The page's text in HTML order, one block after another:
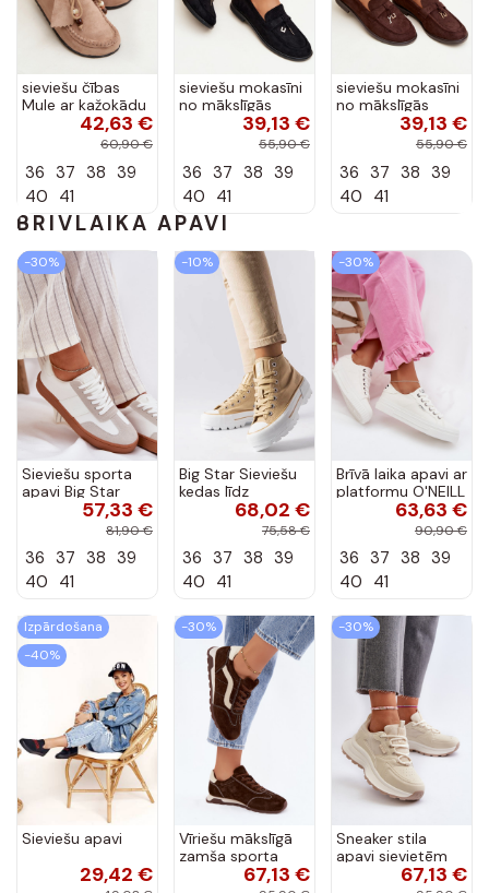
sieviešu čības
Mule ar kažokādu
smilšu krāsā Melia
42,63 €
60,90 €
36 37 38 39
40 41
sieviešu mokasīni
no mākslīgās
zamšā melnā
krāsā Raylie
39,13 €
55,90 €
36 37 38 39
40 41
sieviešu mokasīni
no mākslīgās
zamšā šokolādes
krāsā Raylie
39,13 €
55,90 €
36 37 38 39
40 41
BRĪVLAIKĀ APAVI
-30%
Sieviešu sporta
apavi Big Star
RR274804 baltā
57,33 €
81,90 €
36 37 38 39
40 41
-10%
Big Star Sieviešu
kedas līdz
potītēm68,02 €
75,58 €
36 37 38 39
40 41
-30%
Brīvā laika apavi ar
platformu O'NEILL
SPINNA C INOMEN
baltā krāsā
63,63 €
90,90 €
36 37 38 39
40 41
Izpārdošana
-40%
Sieviešu apavi
29,42 €
-30%
Vīriešu mākslīgā
zamša sporta
67,13 €
-30%
Sneaker stila
apavi sievietēm
HI-POLY SYSTEM
67,13 €